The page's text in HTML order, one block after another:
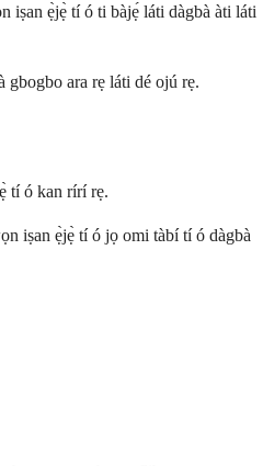
iṣan ẹ̀jẹ̀ tí ó ti bàjẹ́ láti dàgbà àti láti
ara rẹ láti dé ojú rẹ.
tí ó kan rírí rẹ.
iṣan ẹ̀jẹ̀ tí ó jọ omi tàbí tí ó dàgbà